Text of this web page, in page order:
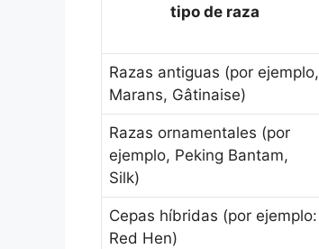
tipo de raza
Razas antiguas (por ejemplo,
Marans, Gâtinaise)
Razas ornamentales (por
ejemplo, Peking Bantam,
Silk)
Cepas híbridas (por ejemplo:
Red Hen)